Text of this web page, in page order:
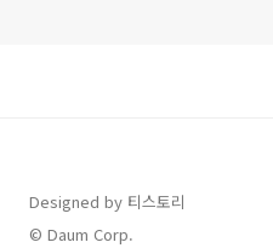
Designed by 티스토리
© Daum Corp.